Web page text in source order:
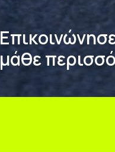
μάθε